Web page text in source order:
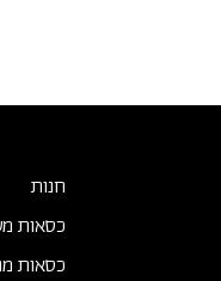
חנות
כסאות
כסאות